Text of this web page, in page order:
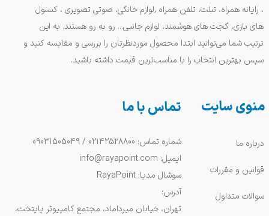
منوی سایت
درباره ما
قوانین و مقررات
سوالات متداول
، رایانه همراه، تبلت، تلفن همراه ,لوازم خانگی، صوتی تصویری ، کنسول
های بازی، گجت های هوشمند، لوازم جانبی... رو به رو هستند. به این
ترتیب شما می‌توانید ابتدا محصول موردنظرتان را بررسی و مقایسه کنید و
سپس بهترین انتخاب را با مناسب‌ترین قیمت داشته باشید.
تماس با ما
شماره تماس: 02142528800 / 09031505049
ایمیل: info@rayapoint.com
سوشال مدیا: RayaPoint
آدرس:
تهران، خیابان میرداماد، مجتمع کامپیوتر پایتخت،